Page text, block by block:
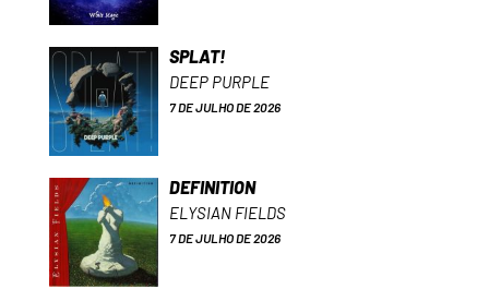
SPLAT!
DEEP PURPLE
7 DE JULHO DE 2026
DEFINITION
ELYSIAN FIELDS
7 DE JULHO DE 2026